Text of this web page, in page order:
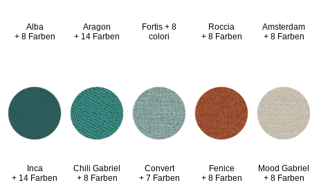
Alba
+ 8 Farben
Aragon
+ 14 Farben
Fortis + 8
colori
Roccia
+ 8 Farben
Amsterdam
+ 8 Farben
Inca
+ 14 Farben
Chili Gabriel
+ 8 Farben
Convert
+ 7 Farben
Fenice
+ 8 Farben
Mood Gabriel
+ 8 Farben